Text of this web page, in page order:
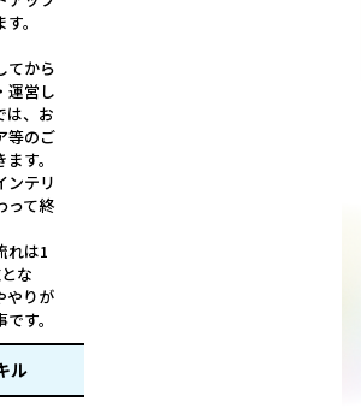
。
てから
運営し
は、お
等のご
す。
ンテリ
って終
れは1
な
やりが
す。
ル